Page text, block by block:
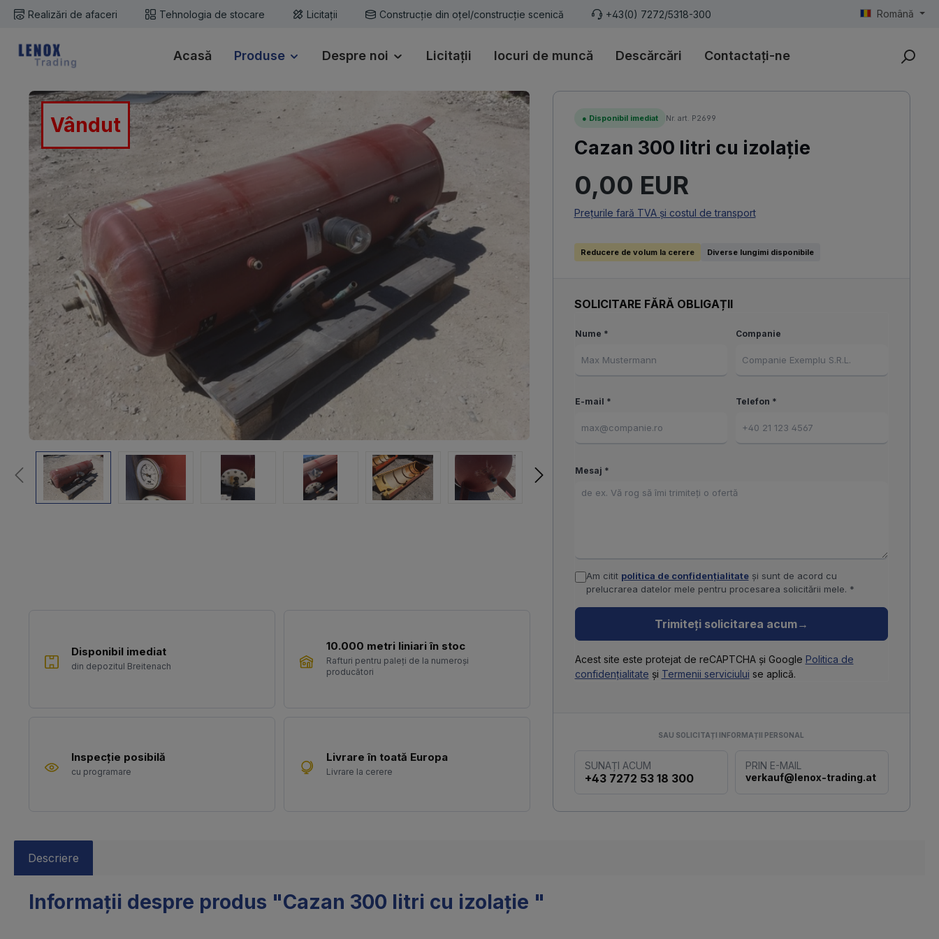
la conținutul principal
Sari la căutare
Sari la navigarea principală
Realizări de afaceri Tehnologia de stocare Licitații Construcție din oțel/construcție scenică +43(0) 7272/5318-300 Română
Acasă Produse Despre noi Licitații locuri de muncă Descărcări Contactați-ne
Vândut
Sari peste galeria de imagini
● Disponibil imediat Nr. art. P2699
Cazan 300 litri cu izolație
Preț obișnuit:
0,00 EUR
Prețurile fară TVA și costul de transport
Reducere de volum la cerere Diverse lungimi disponibile
SOLICITARE FĂRĂ OBLIGAȚII
Nume * Companie
E-mail * Telefon *
Mesaj *
Am citit politica de confidențialitateși sunt de acord cu
prelucrarea datelor mele pentru procesarea solicitării mele. *
Trimiteți solicitarea acum→
Acest site este protejat de reCAPTCHA și Google Politica de
confidențialitate și Termenii serviciului se aplică.
SAU SOLICITAȚI INFORMAȚII PERSONAL
SUNAȚI ACUM
+43 7272 53 18 300
PRIN E-MAIL
verkauf@lenox-trading.at
Disponibil imediat
din depozitul Breitenach
10.000 metri liniari în stoc
Rafturi pentru paleți de la numeroși
producători
Inspecție posibilă
cu programare
Livrare în toată Europa
Livrare la cerere
Descriere
Informații despre produs "Cazan 300 litri cu izolație "